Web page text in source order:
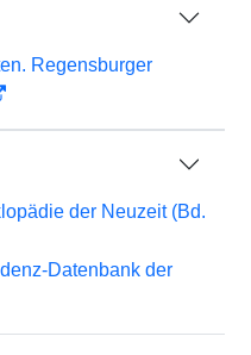
Regensburger
der Neuzeit (Bd.
Datenbank der